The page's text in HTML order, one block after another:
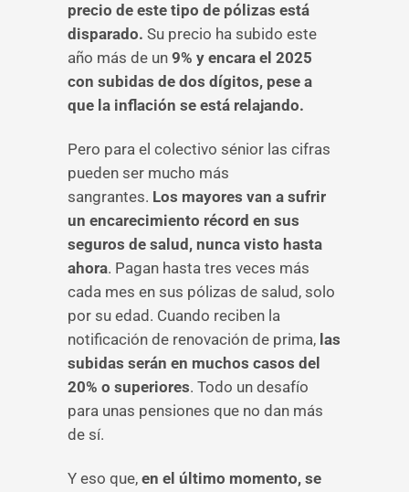
precio de este tipo de pólizas está
disparado. Su precio ha subido este
año más de un 9% y encara el 2025
con subidas de dos dígitos, pese a
que la inflación se está relajando.
Pero para el colectivo sénior las cifras
pueden ser mucho más
sangrantes. Los mayores van a sufrir
un encarecimiento récord en sus
seguros de salud, nunca visto hasta
ahora. Pagan hasta tres veces más
cada mes en sus pólizas de salud, solo
por su edad. Cuando reciben la
notificación de renovación de prima, las
subidas serán en muchos casos del
20% o superiores. Todo un desafío
para unas pensiones que no dan más
de sí.
Y eso que, en el último momento, se